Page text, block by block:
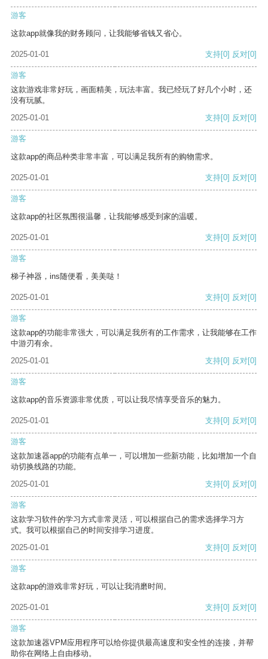
游客
这款app就像我的财务顾问，让我能够省钱又省心。
2025-01-01 支持[0] 反对[0]
游客
这款游戏非常好玩，画面精美，玩法丰富。我已经玩了好几个小时，还
没有玩腻。
2025-01-01
支持[0] 反对[0]
游客
这款app的商品种类非常丰富，可以满足我所有的购物需求。
2025-01-01 支持[0] 反对[0]
游客
这款app的社区氛围很温馨，让我能够感受到家的温暖。
2025-01-01 支持[0] 反对[0]
游客
梯子神器，ins随便看，美美哒！
2025-01-01 支持[0] 反对[0]
游客
这款app的功能非常强大，可以满足我所有的工作需求，让我能够在工作
中游刃有余。
2025-01-01
支持[0] 反对[0]
游客
这款app的音乐资源非常优质，可以让我尽情享受音乐的魅力。
2025-01-01 支持[0] 反对[0]
游客
这款加速器app的功能有点单一，可以增加一些新功能，比如增加一个自
动切换线路的功能。
2025-01-01
支持[0] 反对[0]
游客
这款学习软件的学习方式非常灵活，可以根据自己的需求选择学习方
式。我可以根据自己的时间安排学习进度。
2025-01-01
支持[0] 反对[0]
游客
这款app的游戏非常好玩，可以让我消磨时间。
2025-01-01 支持[0] 反对[0]
游客
这款加速器VPM应用程序可以给你提供最高速度和安全性的连接，并帮
助你在网络上自由移动。